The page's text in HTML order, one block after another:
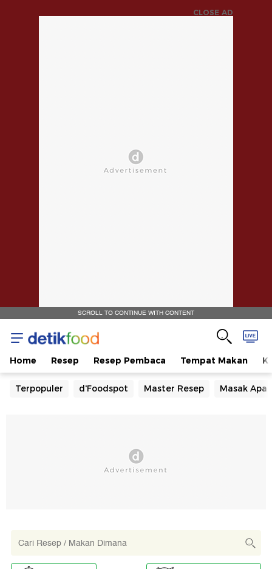
CLOSE AD
SCROLL TO CONTINUE WITH CONTENT
Home Resep Resep Pembaca Tempat Makan
Terpopuler d'Foodspot Master Resep Masak Apa